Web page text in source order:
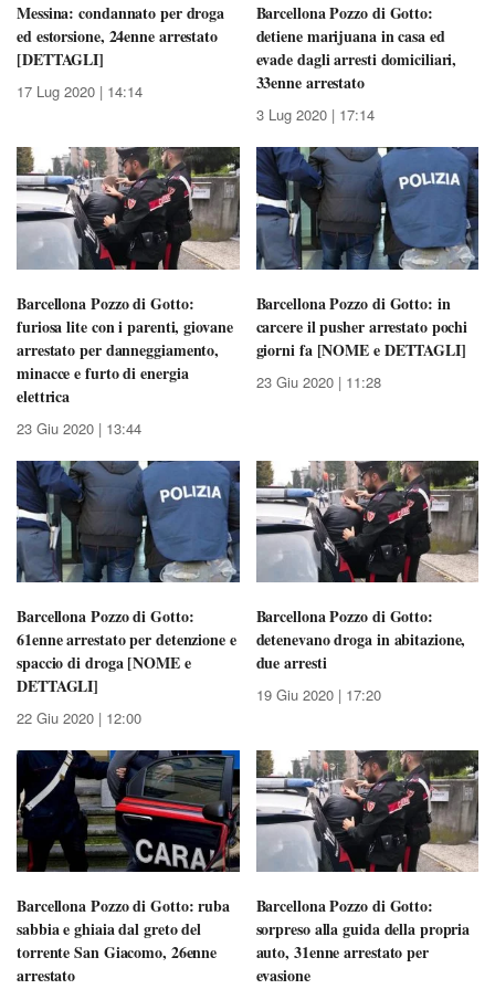
Messina: condannato per droga
ed estorsione, 24enne arrestato
[DETTAGLI]
17 Lug 2020 | 14:14
Barcellona Pozzo di Gotto:
detiene marijuana in casa ed
evade dagli arresti domiciliari,
33enne arrestato
3 Lug 2020 | 17:14
Barcellona Pozzo di Gotto:
furiosa lite con i parenti, giovane
arrestato per danneggiamento,
minacce e furto di energia
elettrica
23 Giu 2020 | 13:44
Barcellona Pozzo di Gotto: in
carcere il pusher arrestato pochi
giorni fa [NOME e DETTAGLI]
23 Giu 2020 | 11:28
Barcellona Pozzo di Gotto:
61enne arrestato per detenzione e
spaccio di droga [NOME e
DETTAGLI]
22 Giu 2020 | 12:00
Barcellona Pozzo di Gotto:
detenevano droga in abitazione,
due arresti
19 Giu 2020 | 17:20
Barcellona Pozzo di Gotto: ruba
sabbia e ghiaia dal greto del
torrente San Giacomo, 26enne
arrestato
Barcellona Pozzo di Gotto:
sorpreso alla guida della propria
auto, 31enne arrestato per
evasione